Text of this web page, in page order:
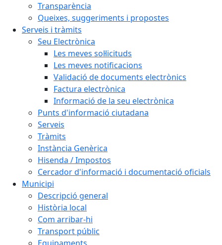
Transparència
Queixes, suggeriments i propostes
Serveis i tràmits
Seu Electrònica
Les meves sol·licituds
Les meves notificacions
Validació de documents electrònics
Factura electrònica
Informació de la seu electrònica
Punts d'informació ciutadana
Serveis
Tràmits
Instància Genèrica
Hisenda / Impostos
Cercador d'informació i documentació oficials
Municipi
Descripció general
Història local
Com arribar-hi
Transport públic